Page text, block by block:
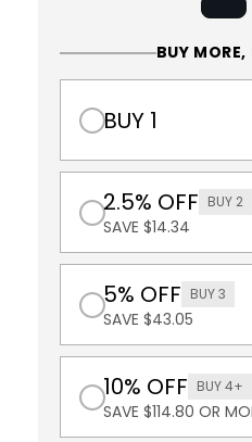
BUY MORE,
BUY 1
2.5% OFF BUY 2
SAVE $14.34
5% OFF BUY 3
SAVE $43.05
10% OFF BUY 4+
SAVE $114.80 OR